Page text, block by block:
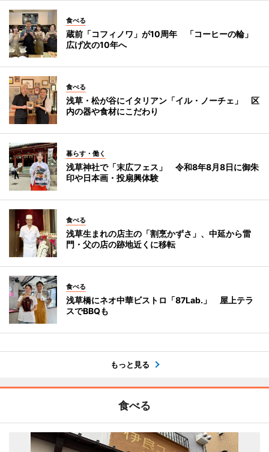
食べる
蔵前「コフィノワ」が10周年 「コーヒーの輪」
広げ次の10年へ
食べる
浅草・松が谷にイタリアン「イル・ノーチェ」 区
内の器や食材にこだわり
暮らす・働く
浅草神社で「末広フェス」 令和8年8月8日に御朱
印や日本画・投扇興体験
食べる
浅草生まれの店主の「割烹かずさ」、中延から雷
門・父の店の跡地近くに移転
食べる
浅草橋にネオ中華ビストロ「87Lab.」 屋上テラ
スでBBQも
もっと見る
食べる